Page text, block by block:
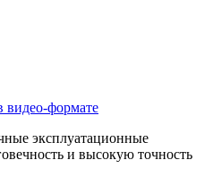
видео-формате
эксплуатационные
и высокую точность